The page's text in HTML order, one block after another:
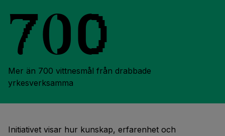
700
Mer än 700 vittnesmål från drabbade
yrkesverksamma
Initiativet visar hur kunskap, erfarenhet och